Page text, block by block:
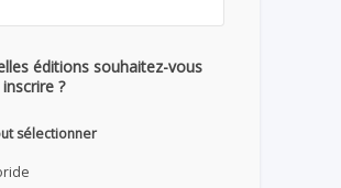
éditions souhaitez-vous
?
sélectionner